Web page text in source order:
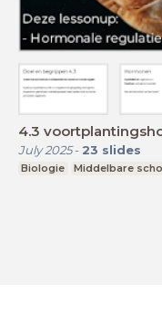
4.3
July 2025- 23 slides
Biologie Middelbare